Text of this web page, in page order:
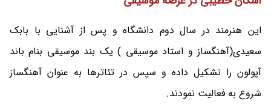
این هنرمند در سال دوم دانشگاه و پس از آشنایی با بابک
سعیدی(آهنگساز و استاد موسیقی ) یک بند موسیقی بنام باند
آپولون را تشکیل داده و سپس در تئاترها به عنوان آهنگساز
شروع به فعالیت نمودند.